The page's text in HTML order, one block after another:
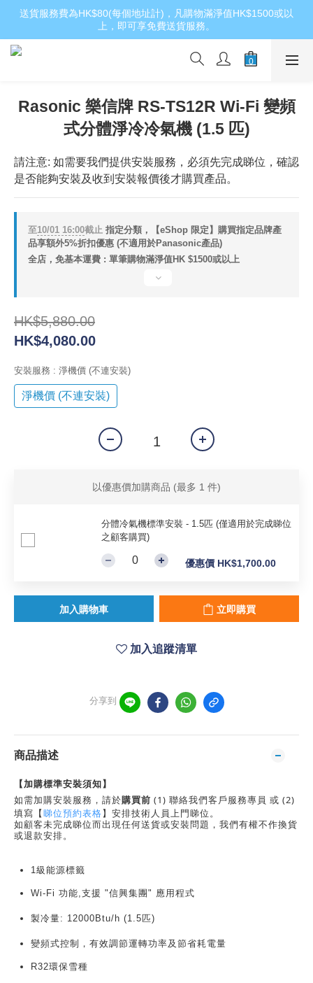
送貨服務費為HK$80(每個地址計)，凡購物滿淨值HK$1500或以
上，即可享免費送貨服務。
Rasonic 樂信牌 RS-TS12R Wi-Fi 變頻
式分體淨冷冷氣機 (1.5 匹)
請注意: 如需要我們提供安裝服務，必須先完成睇位，確認
是否能夠安裝及收到安裝報價後才購買產品。
至10/01 16:00截止 指定分類，【eShop 限定】購買指定品牌產
品享額外5%折扣優惠 (不適用於Panasonic產品)
全店，免基本運費 : 單筆購物滿淨值HK $1500或以上
HK$5,880.00
HK$4,080.00
安裝服務 : 淨機價 (不連安裝)
淨機價 (不連安裝)
以優惠價加購商品 (最多 1 件)
分體冷氣機標準安裝 - 1.5匹 (僅適用於完成睇位
之顧客購買)
優惠價 HK$1,700.00
加入購物車 立即購買
加入追蹤清單
分享到
商品描述
【加購標準安裝須知】
如需加購安裝服務，請於購買前 (1) 聯絡我們客戶服務專員 或 (2)
填寫【睇位預約表格】安排技術人員上門睇位。
如顧客未完成睇位而出現任何送貨或安裝問題，我們有權不作換貨
或退款安排。
1級能源標籤
Wi-Fi 功能,支援 "信興集團" 應用程式
製冷量: 12000Btu/h (1.5匹)
變頻式控制，有效調節運轉功率及節省耗電量
R32環保雪種